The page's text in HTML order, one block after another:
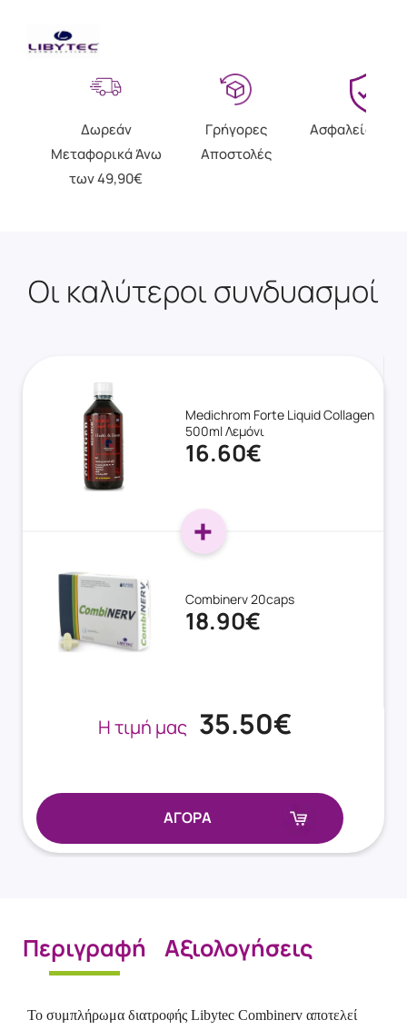
Δωρεάν
Μεταφορικά Άνω
των 49,90€
Γρήγορες
Αποστολές
Ασφαλείς
Οι καλύτεροι συνδυασμοί
Medichrom Forte Liquid Collagen
500ml Λεμόνι
16.60€
Combinerv 20caps
18.90€
Η τιμή μας 35.50€
ΑΓΟΡΑ
Περιγραφή Αξιολογήσεις
To συμπλήρωμα διατροφής Libytec Combinerv αποτελεί